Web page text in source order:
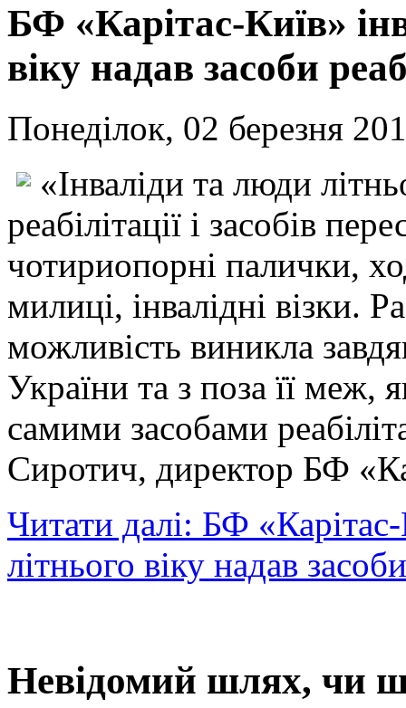
БФ «Карітас-Київ»
віку надав засоби
Понеділок, 02 березня
«Інваліди та люди
реабілітації і засобів
чотириопорні палички,
милиці, інвалідні візки.
можливість виникла
України та з поза її меж,
самими засобами
Сиротич, директор БФ
Читати далі: БФ
літнього віку надав засоби
Невідомий шлях, чи